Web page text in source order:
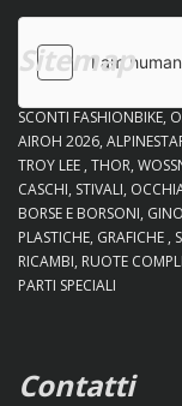
Sitemap
SCONTI FASHIONBIKE
AIROH 2026
TROY LEE THOR
CASCHI STIVALI
BORSE E BORSONI
PLASTICHE GRAFICHE
RICAMBI RUOTE
PARTI SPECIALI
Contatti